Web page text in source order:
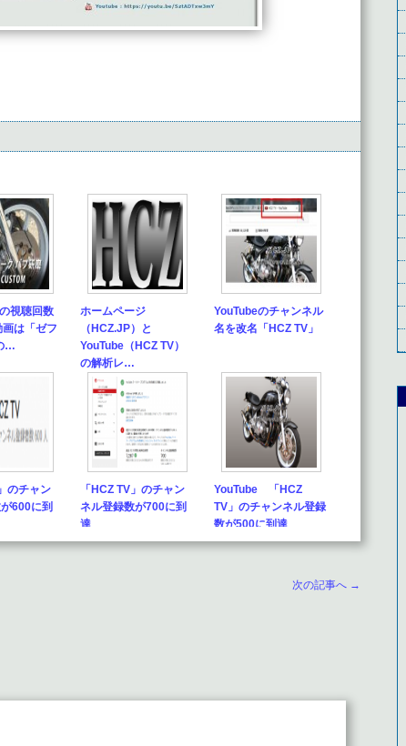
視聴回数
は「ゼフ
…
ホームページ
（HCZ.JP）と
YouTube（HCZ TV）
の解析レ…
YouTubeのチャンネル
名を改名「HCZ TV」
のチャン
600に到
「HCZ TV」のチャン
ネル登録数が700に到
達
YouTube 「HCZ
TV」のチャンネル登録
数が500に到達
次の記事へ →